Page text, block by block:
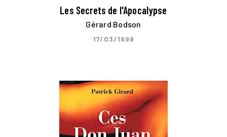
Les Secrets de l'Apocalypse
Gérard Bodson
17/03/1999